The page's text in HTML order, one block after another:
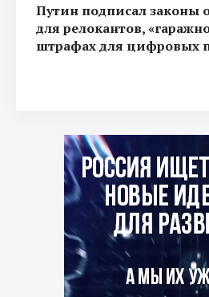
Путин подписал законы
для релокантов,
штрафах для цифровых